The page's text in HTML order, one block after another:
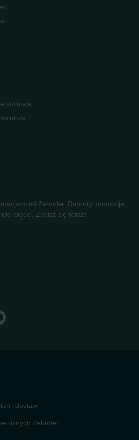
sufitowe
od Zehnder. Raporty, promocje,
więcej. Zapisz się teraz!
i dostaw
danych Zehnder